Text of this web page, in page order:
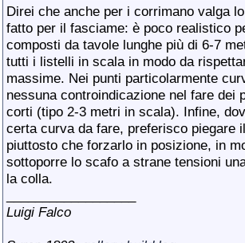
Direi che anche per i corrimano valga
fatto per il fasciame: è poco realistico
composti da tavole lunghe più di 6-7
tutti i listelli in scala in modo da
massime. Nei punti particolarmente
nessuna controindicazione nel fare dei
corti (tipo 2-3 metri in scala). Infine,
certa curva da fare, preferisco piegare
piuttosto che forzarlo in posizione, in
sottoporre lo scafo a strane tensioni
la colla.
Luigi Falco